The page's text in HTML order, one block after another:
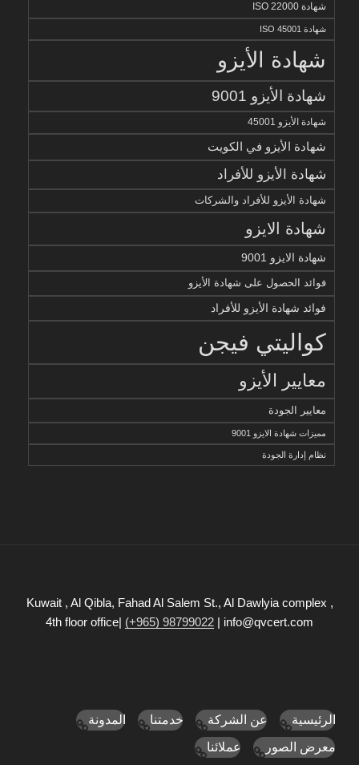
شهادة ISO 22000
شهادة ISO 45001
شهادة الأيزو
شهادة الأيزو 9001
شهادة الأيزو 45001
شهادة الأيزو في الكويت
شهادة الأيزو للأفراد
شهادة الأيزو للأفراد والشركات
شهادة الايزو
شهادة الايزو 9001
فوائد الحصول على شهادة الأيزو
فوائد شهادة الأيزو للأفراد
كواليتي فيجن
معايير الأيزو
معايير الجودة
مميزات شهادة الايزو 9001
نظام إدارة الجودة
Kuwait , Al Qibla, Fahad Al Salem St., Al Dawlyia complex ,
4th floor office| (+965) 98799022 | info@qvcert.com
الرئيسية عن الشركة خدمتنا
المدونة
معرض الصور
عملائنا